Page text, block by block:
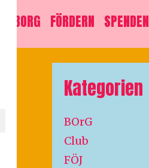
BORG FÖRDERN SPENDEN
Kategorien
BOrG
Club
FÖJ